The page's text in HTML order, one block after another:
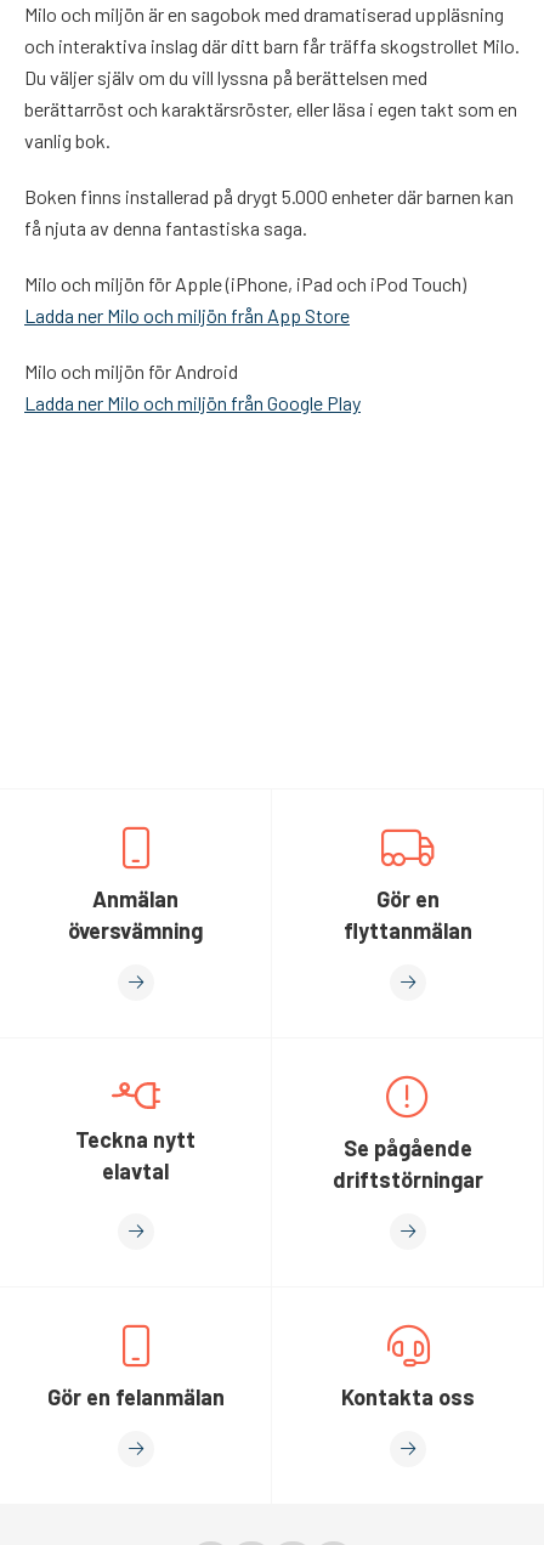
Milo och miljön är en sagobok med dramatiserad uppläsning
och interaktiva inslag där ditt barn får träffa skogstrollet Milo.
Du väljer själv om du vill lyssna på berättelsen med
berättarröst och karaktärsröster, eller läsa i egen takt som en
vanlig bok.
Boken finns installerad på drygt 5.000 enheter där barnen kan
få njuta av denna fantastiska saga.
Milo och miljön för Apple (iPhone, iPad och iPod Touch)
Ladda ner Milo och miljön från App Store
Milo och miljön för Android
Ladda ner Milo och miljön från Google Play
Anmälan
översvämning
Gör en
flyttanmälan
Teckna nytt
elavtal
Se pågående
driftstörningar
Gör en felanmälan Kontakta oss